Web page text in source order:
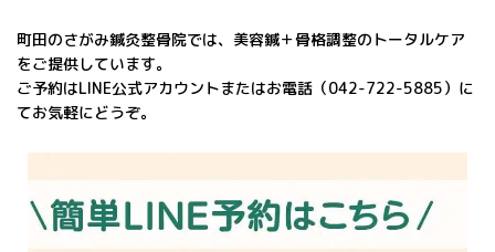
町田のさがみ鍼灸整骨院では、美容鍼＋骨格調整のトータルケア
をご提供しています。
ご予約はLINE公式アカウントまたはお電話（042-722-5885）に
てお気軽にどうぞ。